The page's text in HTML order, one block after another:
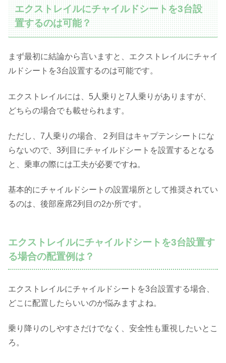
エクストレイルにチャイルドシートを3台設
置するのは可能？
まず最初に結論から言いますと、エクストレイルにチャイ
ルドシートを3台設置するのは可能です。
エクストレイルには、5人乗りと7人乗りがありますが、
どちらの場合でも載せられます。
ただし、7人乗りの場合、２列目はキャプテンシートにな
らないので、3列目にチャイルドシートを設置するとなる
と、乗車の際には工夫が必要ですね。
基本的にチャイルドシートの設置場所として推奨されてい
るのは、後部座席2列目の2か所です。
エクストレイルにチャイルドシートを3台設置す
る場合の配置例は？
エクストレイルにチャイルドシートを3台設置する場合、
どこに配置したらいいのか悩みますよね。
乗り降りのしやすさだけでなく、安全性も重視したいとこ
ろ。